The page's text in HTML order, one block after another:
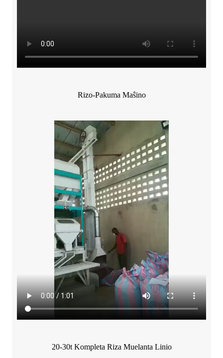
Rizo-Pakuma Maŝino
20-30t Kompleta Riza Muelanta Linio